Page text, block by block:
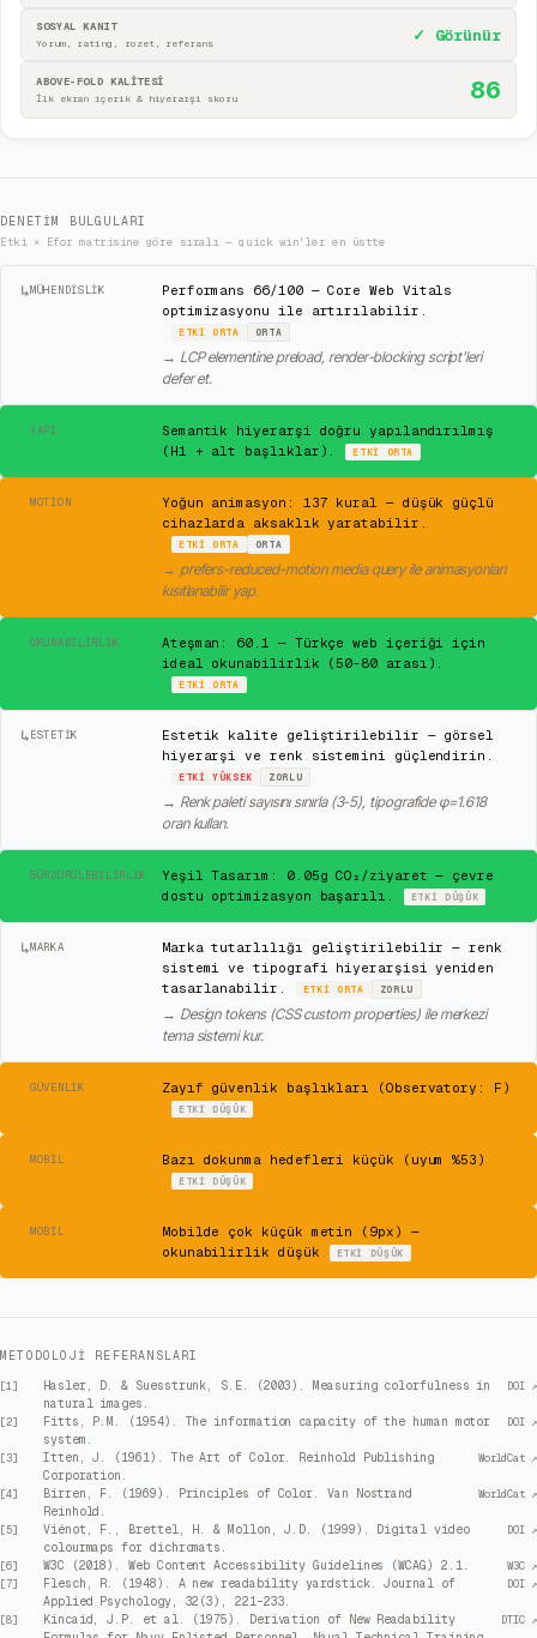
SOSYAL KANIT
Yorum, rating, rozet, referans ✓ Görünür
ABOVE-FOLD KALİTESİ
İlk ekran içerik & hiyerarşi skoru 86
DENETIM BULGULARI
Etki × Efor matrisine göre sıralı — quick win'ler en üstte
↳MÜHENDISLIK
Performans 66/100 — Core Web Vitals
optimizasyonu ile artırılabilir.
ETKIORTA ORTA
→ LCP elementine preload, render-blocking script'leri
defer et.
YAPI
Semantik hiyerarşi doğru yapılandırılmış
(H1 + alt başlıklar).
ETKI ORTA
MOTION
Yoğun animasyon: 137 kural — düşük güçlü
cihazlarda aksaklık yaratabilir.
ETKIORTA ORTA
→ prefers-reduced-motion media query ile animasyonları
kısıtlanabilir yap.
OKUNABILIRLIK
Ateşman: 60.1 — Türkçe web içeriği için
ideal okunabilirlik (50-80 arası).
ETKIORTA
↳ESTETIK
Estetik kalite geliştirilebilir — görsel
hiyerarşi ve renk sistemini güçlendirin.
ETKIYÜKSEK ZORLU
→ Renk paleti sayısını sınırla (3-5), tipografide φ=1.618
oran kullan.
SÜRDÜRÜLEBILIRLIK
Yeşil Tasarım: 0.05g CO₂/ziyaret — çevre
dostu optimizasyon başarılı.
ETKI DÜŞÜK
↳MARKA
Marka tutarlılığı geliştirilebilir — renk
sistemi ve tipografi hiyerarşisi yeniden
tasarlanabilir.
ETKIORTA ZORLU
→ Design tokens (CSS custom properties) ile merkezi
tema sistemi kur.
GÜVENLIK Zayıf güvenlik başlıkları (Observatory: F)
ETKI DÜŞÜK
MOBIL Bazı dokunma hedefleri küçük (uyum %53)
ETKI DÜŞÜK
MOBIL
Mobilde çok küçük metin (9px) —
okunabilirlik düşük
ETKI DÜŞÜK
METODOLOJI REFERANSLARI
[1]
Hasler, D. & Suesstrunk, S.E. (2003). Measuring colorfulness in
natural images.
DOI ↗
[2]
Fitts, P.M. (1954). The information capacity of the human motor
system.
DOI ↗
[3]
Itten, J. (1961). The Art of Color. Reinhold Publishing
Corporation.
WorldCat ↗
[4]
Birren, F. (1969). Principles of Color. Van Nostrand
Reinhold.
WorldCat ↗
[5]
Viénot, F., Brettel, H. & Mollon, J.D. (1999). Digital video
colourmaps for dichromats.
DOI ↗
[6] W3C (2018). Web Content Accessibility Guidelines (WCAG) 2.1.
W3C ↗
[7]
Flesch, R. (1948). A new readability yardstick. Journal of
Applied Psychology, 32(3), 221–233.
DOI ↗
[8]
Kincaid, J.P. et al. (1975). Derivation of New Readability
DTIC ↗